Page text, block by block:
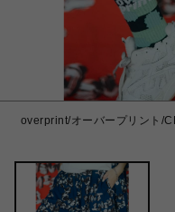
overprint/オーバープリント/